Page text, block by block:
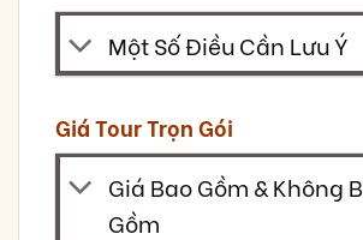
Một Số Điều Cần Lưu Ý
Giá Tour Trọn Gói
Giá Bao Gồm & Không
Gồm